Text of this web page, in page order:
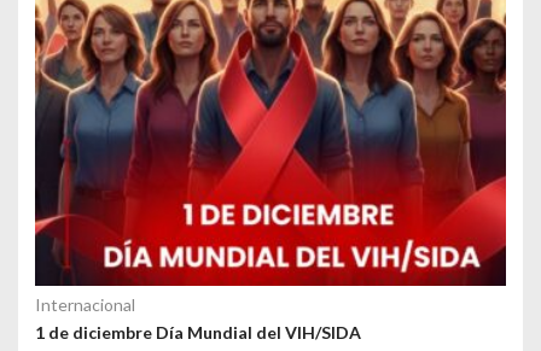
Internacional
1 de diciembre Día Mundial del VIH/SIDA